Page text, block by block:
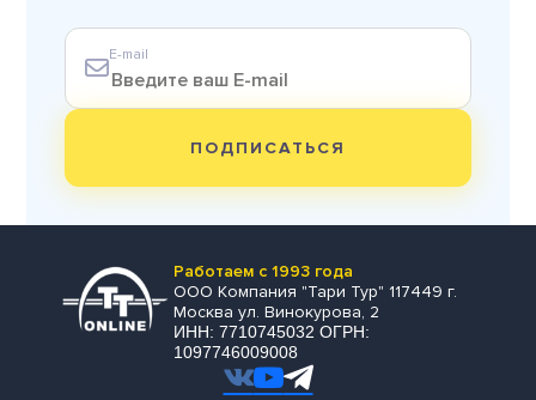
E-mail
ПОДПИСАТЬСЯ
Работаем с 1993 года
ООО Компания "Тари Тур" 117449 г.
Москва ул. Винокурова, 2
ИНН: 7710745032 ОГРН:
1097746009008